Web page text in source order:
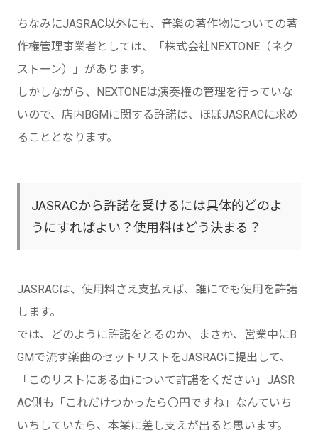
ちなみにJASRAC以外にも、音楽の著作物についての著
作権管理事業者としては、「株式会社NEXTONE（ネク
ストーン）」があります。
しかしながら、NEXTONEは演奏権の管理を行っていな
いので、店内BGMに関する許諾は、ほぼJASRACに求め
ることとなります。
JASRACから許諾を受けるには具体的どのよ
うにすればよい？使用料はどう決まる？
JASRACは、使用料さえ支払えば、誰にでも使用を許諾
します。
では、どのように許諾をとるのか、まさか、営業中にB
GMで流す楽曲のセットリストをJASRACに提出して、
「このリストにある曲について許諾をください」JASR
AC側も「これだけつかったら〇円ですね」なんていち
いちしていたら、本業に差し支えが出ると思います。